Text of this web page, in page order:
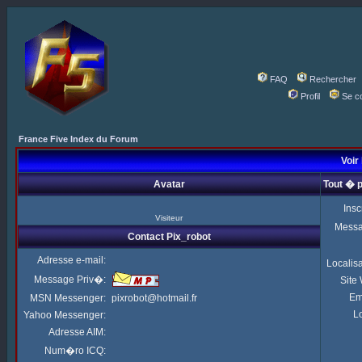
FAQ
Rechercher
Profil
Se
France Five Index du Forum
Voir
Avatar Tout �
Visiteur
Site
Contact Pix_robot
Adresse e-mail:
Message Priv�:
MSN Messenger: pixrobot@hotmail.fr
Yahoo Messenger:
Adresse AIM:
Num�ro ICQ: